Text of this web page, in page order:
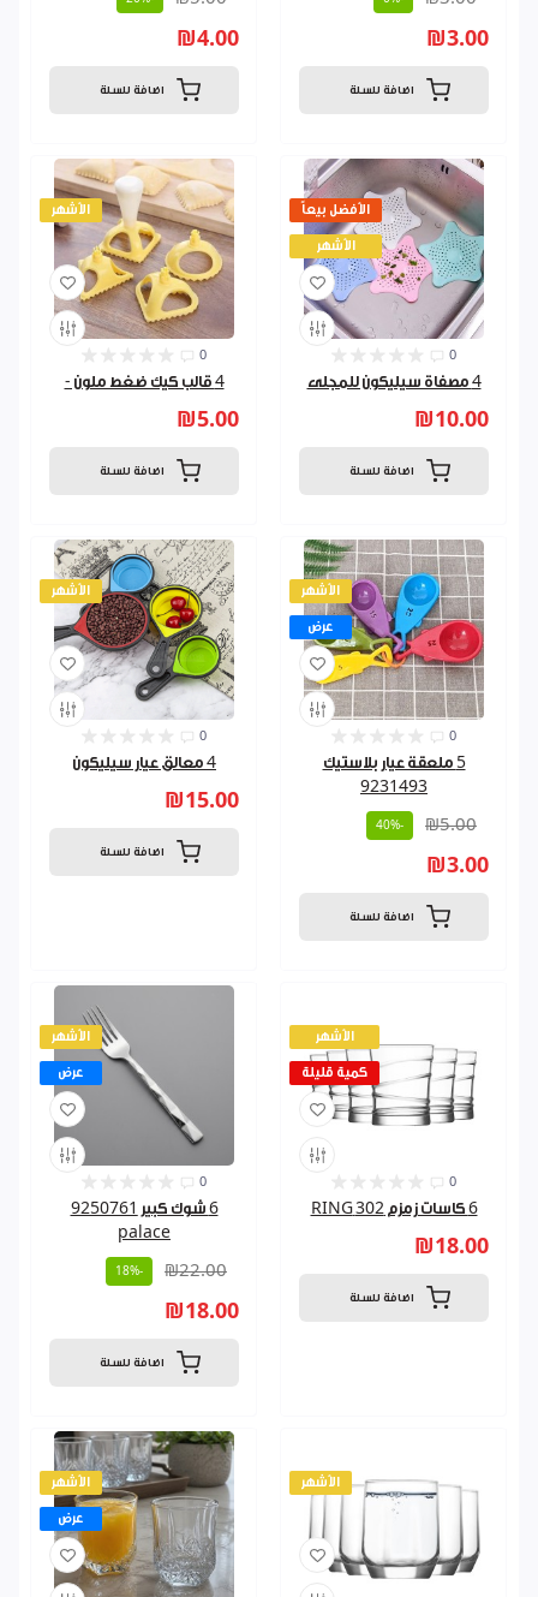
₪4.00
اضافة للسلة
₪3.00
اضافة للسلة
الأشهر
0
4 قالب كيك ضغط ملون -
₪5.00
اضافة للسلة
الأفضل بيعاً
الأشهر
0
4 مصفاة سيليكون للمجلى
₪10.00
اضافة للسلة
الأشهر
0
4 معالق عيار سيليكون
₪15.00
اضافة للسلة
الأشهر
عرض
0
5 ملعقة عيار بلاستيك
9231493
₪5.00
-40%
₪3.00
اضافة للسلة
الأشهر
عرض
0
6 شوك كبير 9250761
palace
₪22.00
-18%
₪18.00
اضافة للسلة
الأشهر
كمية قليلة
0
6 كاسات زمزم 302 RING
₪18.00
اضافة للسلة
الأشهر
عرض
الأشهر